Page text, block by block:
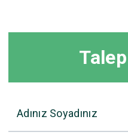
Adınız Soyadınız